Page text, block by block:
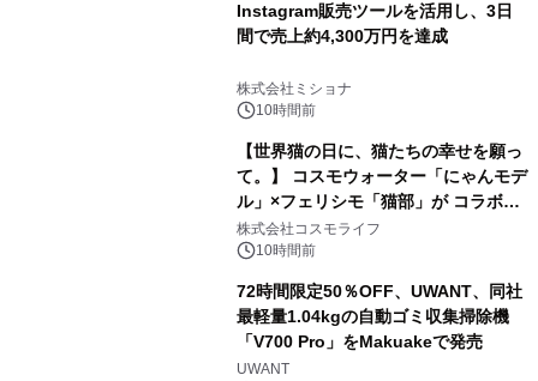
Instagram販売ツールを活用し、3日
間で売上約4,300万円を達成
株式会社ミショナ
10時間前
【世界猫の日に、猫たちの幸せを願っ
て。】 コスモウォーター「にゃんモデ
ル」×フェリシモ「猫部」が コラボキ
ャンペーンを実施
株式会社コスモライフ
10時間前
72時間限定50％OFF、UWANT、同社
最軽量1.04kgの自動ゴミ収集掃除機
「V700 Pro」をMakuakeで発売
UWANT